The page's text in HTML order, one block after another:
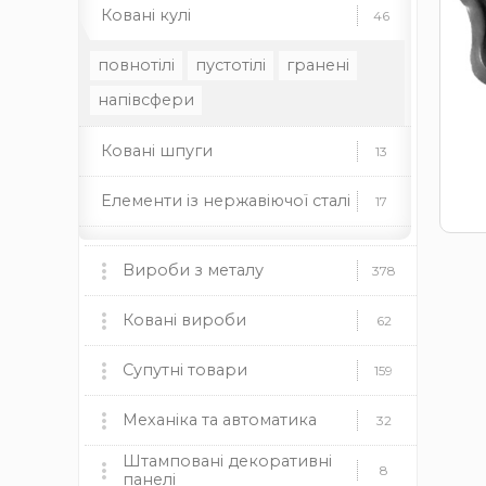
Ковані кулі 46
повнотілі пустотілі
гранені
напівсфери
Ковані шпуги 13
Елементи із нержавіючої сталі 17
Стійки для труб 14
Вироби з металу 378
Мангали, пічки та аксесуари 60
мангали пічки
Камінні топки BOKAR
Ковані вироби 62
Ковані ворота 9
Ковані огорожі 12
Ковані навіси 8
Супутні товари 159
Пластикові заглушки 37
круглі прямокутні квадратні
Механіка та автоматика 32
Механіка 19
Штамповані декоративні
панелі
8